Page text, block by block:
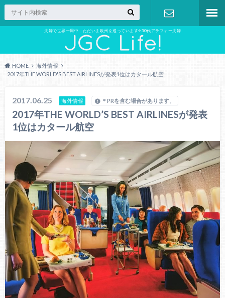
夫婦で世界一周中 ただいま欧州を巡っています✈︎30代アラフォー夫婦
お問い合わ
HOME
海外情報
2017年THE WORLD'S BEST AIRLINESが発表1位はカタール航空
2017.06.25 海外情報 ＊PRを含む場合があります。
2017年THE WORLD’S BEST AIRLINESが発表
1位はカタール航空